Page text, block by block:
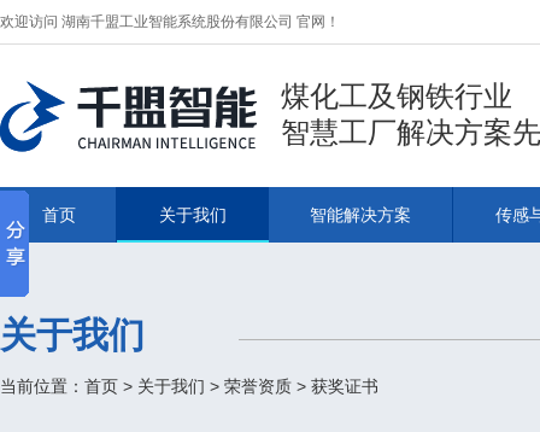
欢迎访问 湖南千盟工业智能系统股份有限公司 官网！
煤化工及钢铁行业
智慧工厂解决方案
首页 关于我们 智能解决方案 传感
关于我们
当前位置： 首页 > 关于我们 > 荣誉资质 > 获奖证书